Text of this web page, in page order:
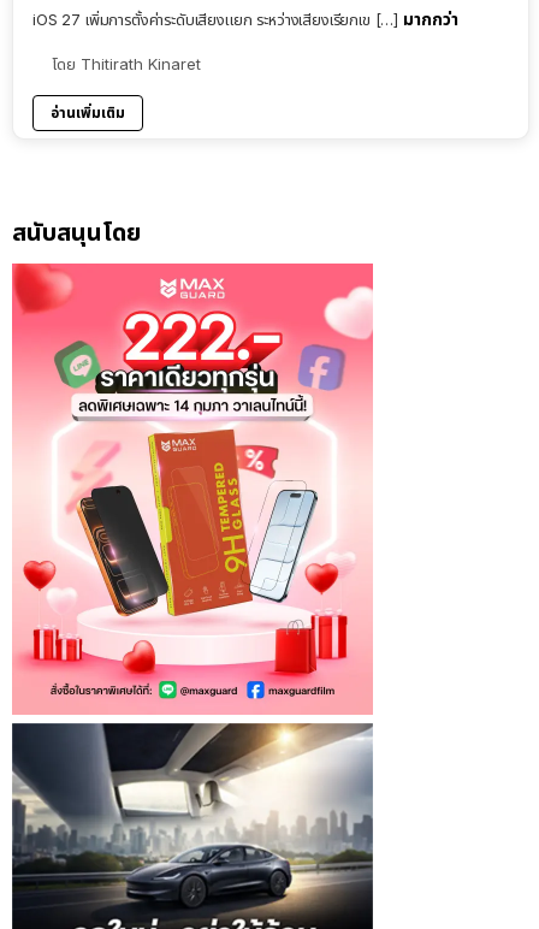
iOS 27 เพิ่มการตั้งค่าระดับเสียงแยก ระหว่างเสียงเรียกเข […] มากกว่า
โดย Thitirath Kinaret
อ่านเพิ่มเติม
สนับสนุนโดย